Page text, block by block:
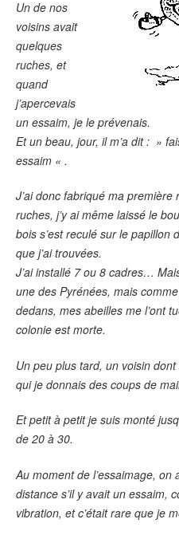
Un de nos
voisins avait
quelques
ruches, et
quand
j’apercevais
un essaim, je le prévenais.
Et un beau, jour, il m’a dit : »
essaim « .
J’ai donc fabriqué ma première
ruches, j’y ai même laissé le
bois s’est reculé sur le
que j’ai trouvées.
J’ai installé 7 ou 8 cadres…
une des Pyrénées, mais
dedans, mes abeilles me l’ont
colonie est morte.
Un peu plus tard, un voisin
qui je donnais des coups de
Et petit à petit je suis monté
de 20 à 30.
Au moment de l’essaimage,
distance s’il y avait un essaim,
vibration, et c’était rare que je